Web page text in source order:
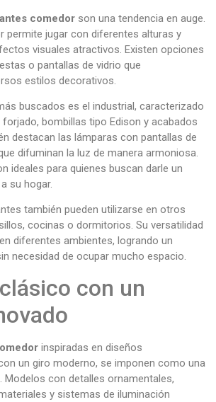
comedor son una tendencia en auge.
permite jugar con diferentes alturas y
visuales atractivos. Existen opciones
o pantallas de vidrio que
estilos decorativos.
buscados es el industrial, caracterizado
bombillas tipo Edison y acabados
destacan las lámparas con pantallas de
difuminan la luz de manera armoniosa.
ideales para quienes buscan darle un
su hogar.
también pueden utilizarse en otros
cocinas o dormitorios. Su versatilidad
diferentes ambientes, logrando un
necesidad de ocupar mucho espacio.
con un
inspiradas en diseños
un giro moderno, se imponen como una
Modelos con detalles ornamentales,
y sistemas de iluminación